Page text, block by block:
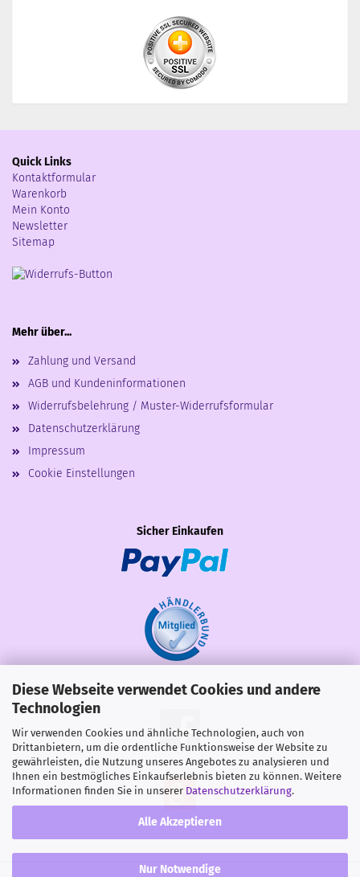
Diese Webseite verwendet Cookies und andere
Technologien
Wir verwenden Cookies und ähnliche Technologien, auch von
Drittanbietern, um die ordentliche Funktionsweise der Website zu
gewährleisten, die Nutzung unseres Angebotes zu analysieren und
Ihnen ein bestmögliches Einkaufserlebnis bieten zu können. Weitere
Informationen finden Sie in unserer Datenschutzerklärung.
Alle Akzeptieren
Nur Notwendige
Quick Links
Kontaktformular
Warenkorb
Mein Konto
Newsletter
Sitemap
Mehr über...
Zahlung und Versand
AGB und Kundeninformationen
Widerrufsbelehrung / Muster-Widerrufsformular
Datenschutzerklärung
Impressum
Cookie Einstellungen
Sicher Einkaufen
Share